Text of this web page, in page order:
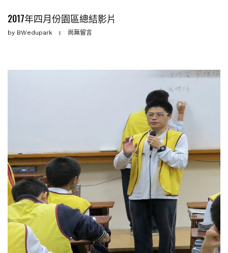
2017年四月份園區總結影片
by BWedupark 尚無留言